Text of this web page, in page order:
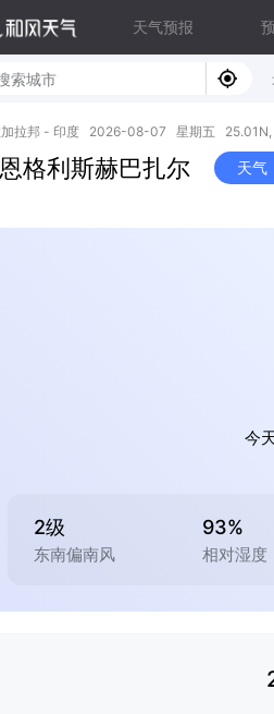
天气预报
加拉邦 - 印度 2026-08-07 星期五 25.01N,
格利斯赫巴扎尔 天气
今
2级
东南偏南风
93%
相对湿度